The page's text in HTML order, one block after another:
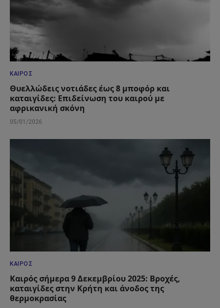
ΚΑΙΡΌΣ
Θυελλώδεις νοτιάδες έως 8 μποφόρ και
καταιγίδες: Επιδείνωση του καιρού με
αφρικανική σκόνη
05/01/2026
ΚΑΙΡΌΣ
Καιρός σήμερα 9 Δεκεμβρίου 2025: Βροχές,
καταιγίδες στην Κρήτη και άνοδος της
θερμοκρασίας